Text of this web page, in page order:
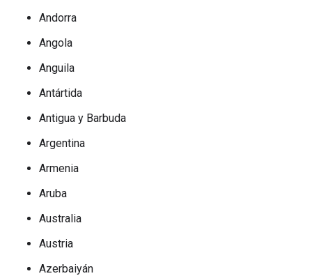
Andorra
Angola
Anguila
Antártida
Antigua y Barbuda
Argentina
Armenia
Aruba
Australia
Austria
Azerbaiyán